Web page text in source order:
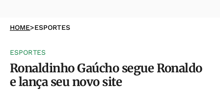
HOME>ESPORTES
ESPORTES
Ronaldinho Gaúcho segue Ronaldo
e lança seu novo site